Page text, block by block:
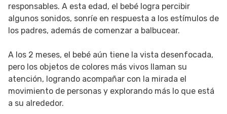
responsables. A esta edad, el bebé logra percibir
algunos sonidos, sonríe en respuesta a los estímulos de
los padres, además de comenzar a balbucear.
A los 2 meses, el bebé aún tiene la vista desenfocada,
pero los objetos de colores más vivos llaman su
atención, logrando acompañar con la mirada el
movimiento de personas y explorando más lo que está
a su alrededor.